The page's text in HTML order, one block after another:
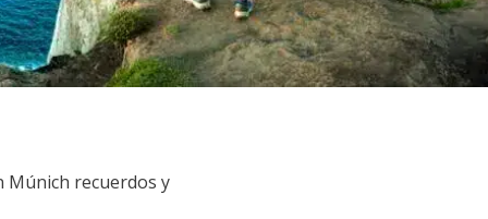
Múnich recuerdos y